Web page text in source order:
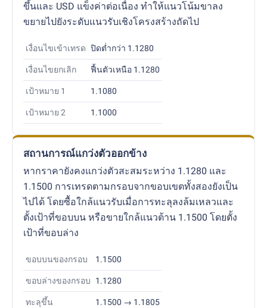
ขึ้นและ USD แข็งค่าต่อเนื่อง ทำให้แนวโน้มขาลง
ขยายไปยังระดับแนวรับเชิงโครงสร้างถัดไป
เงื่อนไขเข้าเทรด ปิดต่ำกว่า 1.1280
เงื่อนไขยกเลิก ฟื้นตัวเหนือ 1.1280
เป้าหมาย 1 1.1080
เป้าหมาย 2 1.1000
สถานการณ์แกว่งตัวออกข้าง
หากราคายังคงแกว่งตัวสะสมระหว่าง 1.1280 และ
1.1500 การเทรดตามกรอบจากขอบเขตทั้งสองยังเป็น
ไปได้ โดยซื้อใกล้แนวรับเมื่อการทะลุลงล้มเหลวและ
ตั้งเป้าที่ขอบบน หรือขายใกล้แนวต้าน 1.1500 โดยตั้ง
เป้าที่ขอบล่าง
ขอบบนของกรอบ 1.1500
ขอบล่างของกรอบ 1.1280
ทะลุขึ้น 1.1500 → 1.1805